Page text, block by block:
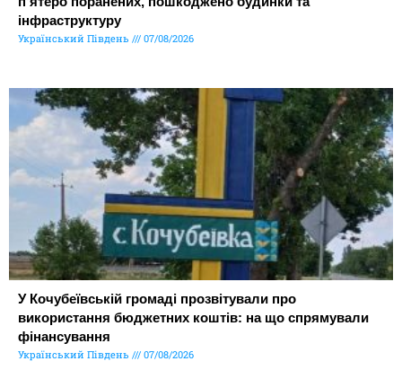
інфраструктуру
Український Південь 07/08/2026
У Кочубеївській громаді прозвітували про
використання бюджетних коштів: на що спрямували
фінансування
Український Південь 07/08/2026